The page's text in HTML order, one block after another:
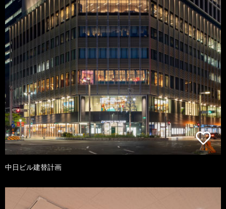
中日ビル建替計画